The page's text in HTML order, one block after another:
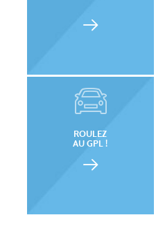
ROULEZ
AU GPL !